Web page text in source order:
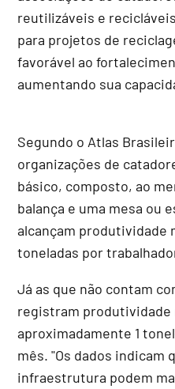
reutilizáveis e
para projetos de
favorável ao
aumentando sua
Segundo o Atlas
organizações de
básico, composto, ao
balança e uma mesa ou
alcançam produtividade
toneladas por
Já as que não contam
registram produtividade
aproximadamente 1
mês. "Os dados indicam
infraestrutura podem